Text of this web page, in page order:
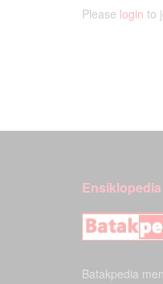
Please login to
Batakpedia